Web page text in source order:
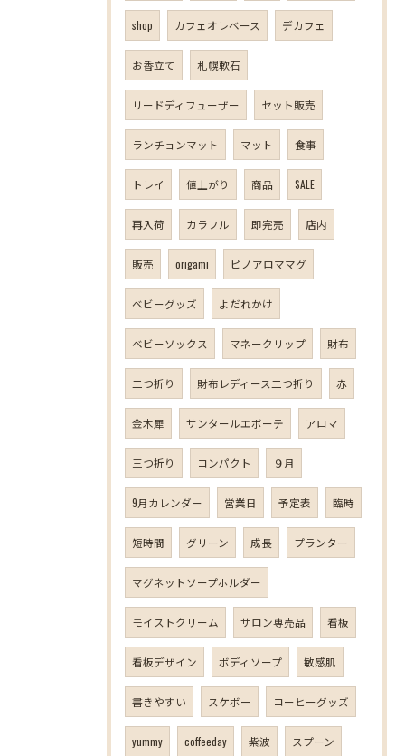
shop カフェオレベース デカフェ
お香立て 札幌軟石
リードディフューザー セット販売
ランチョンマット マット 食事
トレイ 値上がり 商品 SALE
再入荷 カラフル 即完売 店内
販売 origami ピノアロママグ
ベビーグッズ よだれかけ
ベビーソックス マネークリップ 財布
二つ折り 財布レディース二つ折り 赤
金木犀 サンタールエボーテ アロマ
三つ折り コンパクト ９月
9月カレンダー 営業日 予定表 臨時
短時間 グリーン 成長 プランター
マグネットソープホルダー
モイストクリーム サロン専売品 看板
看板デザイン ボディソープ 敏感肌
書きやすい スケボー コーヒーグッズ
yummy coffeeday 紫波 スプーン